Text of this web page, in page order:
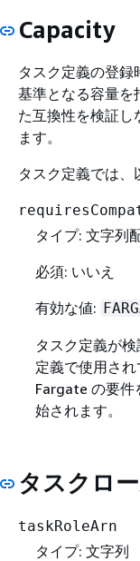
Capacity
タスク定義の登録
基準となる容量を
た互換性を検証し
ます。
タスク定義では、
タイプ: 文字列
必須: いいえ
有効な値:
タスク定義が
定義で使用され
Fargate の要件
始されます。
タスクロ
taskRoleArn
タイプ: 文字列